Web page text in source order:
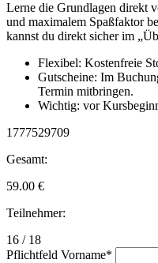
Lerne die Grundlagen direkt
und maximalem Spaßfaktor
kannst du direkt sicher im
Flexibel: Kostenfreie
Gutscheine: Im
Termin mitbringen.
Wichtig: vor
1777529709
Gesamt:
59.00 €
Teilnehmer:
16 / 18
Pflichtfeld Vorname*